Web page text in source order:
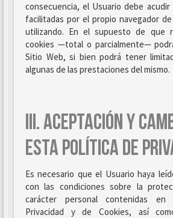
consecuencia, el Usuario debe
facilitadas por el propio navegador
utilizando. En el supuesto de que
cookies —total o parcialmente—
Sitio Web, si bien podrá tener
algunas de las prestaciones del mismo.
III. ACEPTACIÓN Y
ESTA POLÍTICA DE
Es necesario que el Usuario haya
con las condiciones sobre la
carácter personal contenidas
Privacidad y de Cookies, así